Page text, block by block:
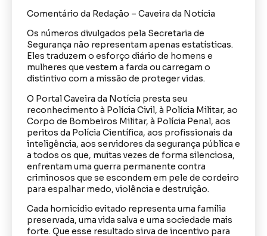
Comentário da Redação – Caveira da Notícia
Os números divulgados pela Secretaria de
Segurança não representam apenas estatísticas.
Eles traduzem o esforço diário de homens e
mulheres que vestem a farda ou carregam o
distintivo com a missão de proteger vidas.
O Portal Caveira da Notícia presta seu
reconhecimento à Polícia Civil, à Polícia Militar, ao
Corpo de Bombeiros Militar, à Polícia Penal, aos
peritos da Polícia Científica, aos profissionais da
inteligência, aos servidores da segurança pública e
a todos os que, muitas vezes de forma silenciosa,
enfrentam uma guerra permanente contra
criminosos que se escondem em pele de cordeiro
para espalhar medo, violência e destruição.
Cada homicídio evitado representa uma família
preservada, uma vida salva e uma sociedade mais
forte. Que esse resultado sirva de incentivo para